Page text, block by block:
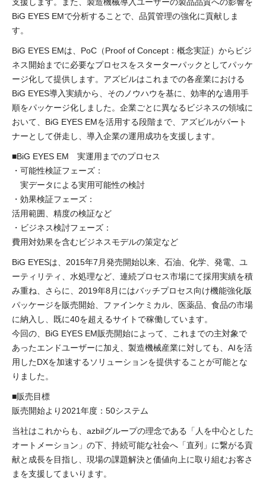
BiG EYES EMで分析することで、品質管理の強化に貢献しま
す。
BiG EYES EMは、PoC（Proof of Concept：概念実証）からビジ
ネス開始までに必要なプロセスをスターターパックとしてパッケ
ージ化して提供します。アズビルはこれまでの各産業における
BiG EYES導入実績から、そのノウハウを基に、効率的な適用手
順をパッケージ化しました。企業ごとに異なるビジネスの領域に
おいて、BiG EYES EMを活用する段階まで、アズビルがパート
ナーとして併走し、導入企業の運用成功を支援します。
■BiG EYES EM 実運用までのプロセス
・可能性検証フェーズ：
実データによる実用可能性の検討
・効果検証フェーズ：
活用範囲、精度の検証など
・ビジネス検討フェーズ：
費用対効果を含むビジネスモデルの策定など
BiG EYESは、2015年7月発売開始以来、石油、化学、発電、ユ
ーティリティ、水処理など、連続プロセス市場にて採用実績を積
み重ね、さらに、2019年8月にはバッチプロセス向け機能強化版
パッケージを販売開始、ファインケミカル、医薬品、食品の市場
に納入し、既に40を超えるサイトで稼働しています。
今回の、BiG EYES EM販売開始によって、これまでの主対象で
あったエンドユーザーに加え、製造機械産業に対しても、AIを活
用したDXを加速するソリューションを提供することが可能とな
りました。
■販売目標
販売開始より2021年度：50システム
当社はこれからも、azbilグループの理念である「人を中心とした
オートメーション」の下、持続可能な社会へ「直列」に繋がる貢
献と成長を目指し、現場の課題解決と価値向上に取り組むお客さ
まを支援してまいります。